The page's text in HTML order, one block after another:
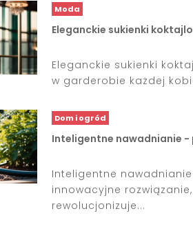
Moda
Eleganckie sukienki
Eleganckie sukienki
w garderobie każdej
Dom i ogród
Inteligentne nawadnianie -
Inteligentne
innowacyjne
rewolucjonizuje...